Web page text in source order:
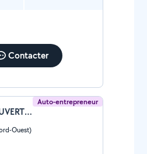
Contacter
Auto-entrepreneur
Fadhel Jary (DSF COUVERTURE)
Ouest)